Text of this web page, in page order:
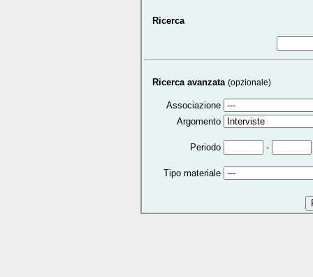
Ricerca
Ricerca avanzata (opzionale)
Associazione
Argomento
Periodo -
Tipo materiale